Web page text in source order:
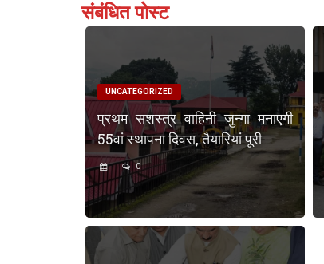
संबंधित पोस्ट
UNCATEGORIZED
प्रथम सशस्त्र वाहिनी जुन्गा मनाएगी
55वां स्थापना दिवस, तैयारियां पूरी
0